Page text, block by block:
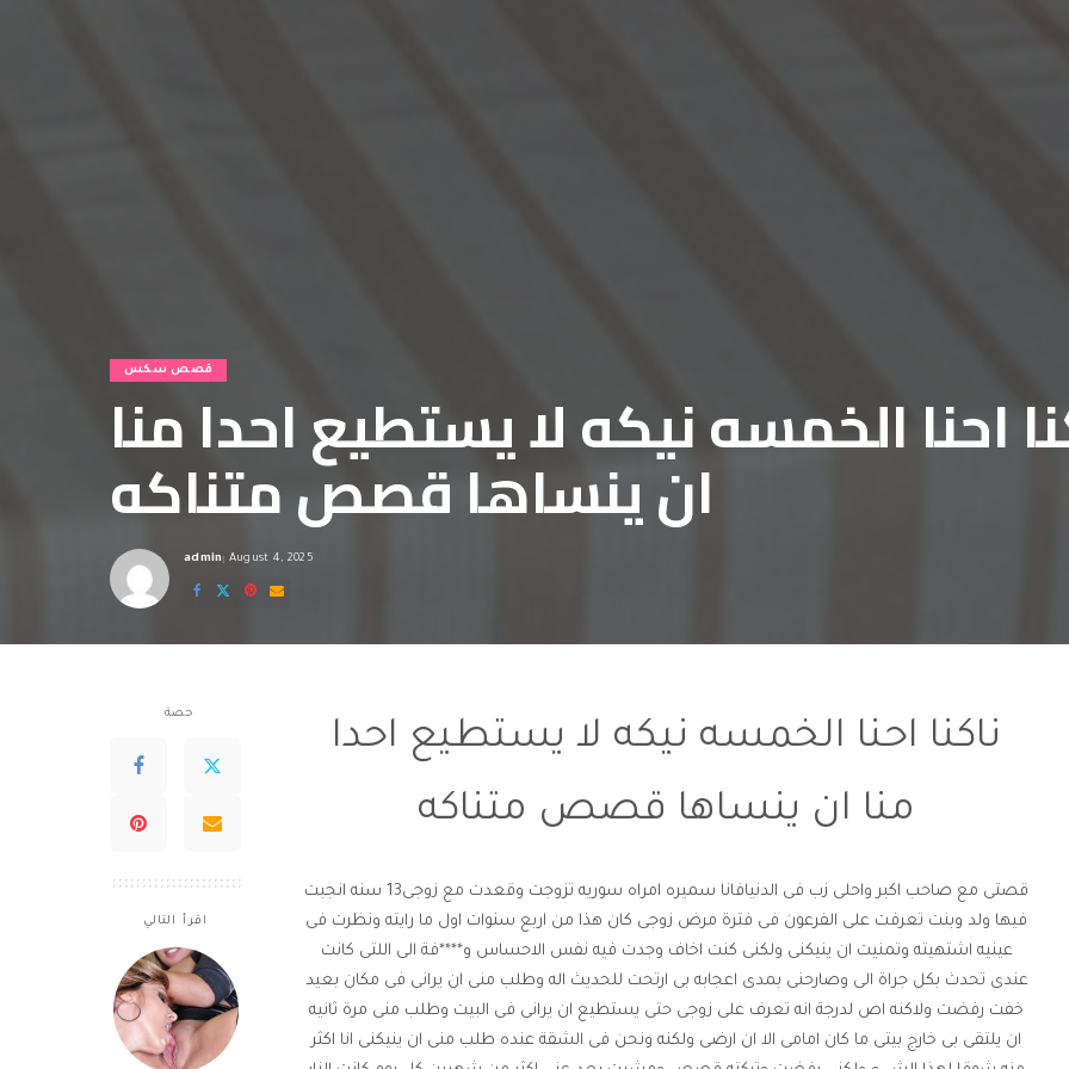
قصص سكس
احنا الخمسه نيكه لا يستطيع احدا منا
ان ينساها قصص متناكه
by
admin August 4, 2025
حصة
اقرأ التالي
ناكنا احنا الخمسه نيكه لا يستطيع احدا
منا ان ينساها قصص متناكه
قصتى مع صاحب اكبر واحلى زب فى الدنيافانا سميره امراه سوريه تزوجت وقعدت مع زوجى13 سنه انجبت
فيها ولد وبنت تعرفت على الفرعون فى فترة مرض زوجى كان هذا من اربع سنوات اول ما رايته ونظرت فى
عينيه اشتهيته وتمنيت ان ينيكنى ولكنى كنت اخاف وجدت فيه نفس الاحساس و****فة الى اللتى كانت
عندى تحدث بكل جراة الى وصارحنى بمدى اعجابه بى ارتحت للحديث اله وطلب منى ان يرانى فى مكان بعيد
خفت رفضت ولاكنه اص لدرجة انه تعرف على زوجى حتى يستطيع ان يرانى فى البيت وطلب منى مرة ثانيه
ان يلتقى بى خارج بيتى ما كان امامى الا ان ارضى ولكنه ونحن فى الشقة عنده طلب منى ان ينيكنى انا اكثر